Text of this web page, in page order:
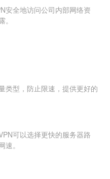
安全地访问公司内部网络资
类型，防止限速，提供更好的
可以选择更快的服务器路
。